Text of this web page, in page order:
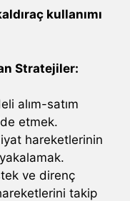
kullanımı
Stratejiler:
alım-satım
etmek.
hareketlerinin
yakalamak.
ve direnç
takip